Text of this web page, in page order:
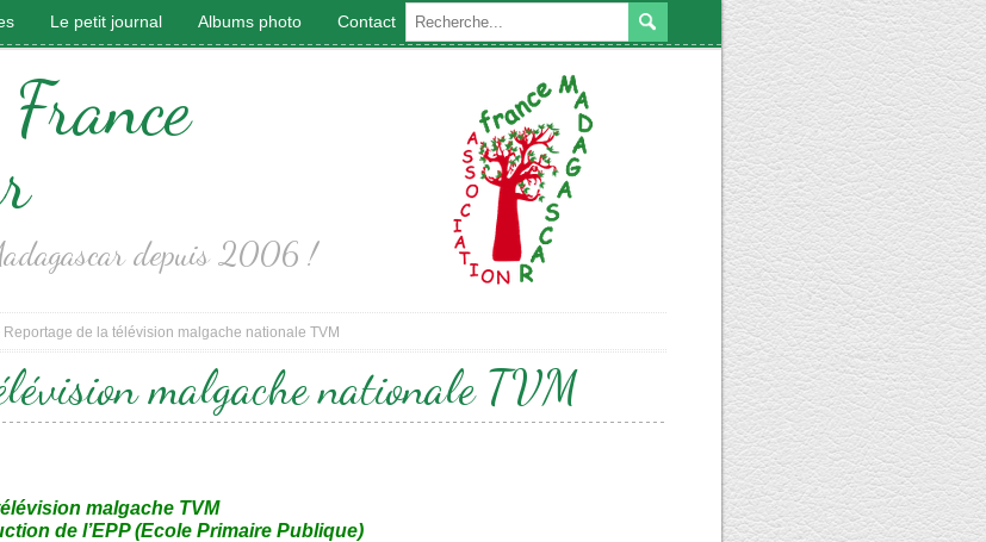
Le petit journal Albums photo Contact
depuis 2006 !
Reportage de la télévision malgache nationale TVM
malgache nationale TVM
malgache TVM
de l’EPP (Ecole Primaire Publique)